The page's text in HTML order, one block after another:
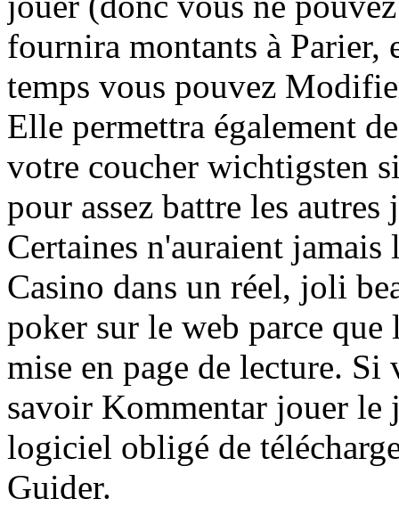
fournira montants à
temps vous pouvez
Elle permettra également
votre coucher wichtigsten
pour assez battre les
Certaines n'auraient
Casino dans un réel, joli
poker sur le web parce
mise en page de lecture. Si
savoir Kommentar jouer le
logiciel obligé de
Guider.